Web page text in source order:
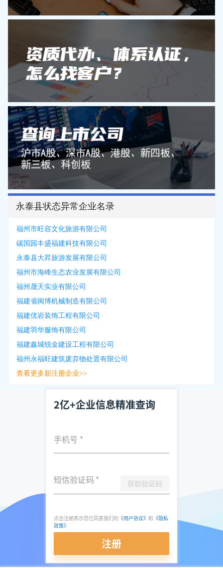
永泰县状态异常企业名录
福州市旺容文化旅游有限公司
碳国园丰盛福建科技有限公司
永泰县大昇旅游发展有限公司
福州市海峰生态农业发展有限公司
福州晟天实业有限公司
福建省闽博机械制造有限公司
福建优岩装饰工程有限公司
福建羽华服饰有限公司
福建鑫城锐金建设工程有限公司
福州永福旺建筑废弃物处置有限公司
查看更多新注册企业>>
2亿+企业信息精准查询
手机号 *
短信验证码 * 获取验证码
点击注册表示您已同意我们的 《用户协议》 和 《隐私
政策》
注册